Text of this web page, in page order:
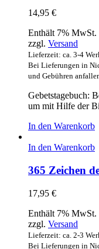
14,95 €
Enthält 7% MwSt.
zzgl. Versand
Lieferzeit: ca. 3-4
Bei Lieferungen in
und Gebühren
Gebetstagebuch:
um mit Hilfe der
In den Warenkorb
In den Warenkorb
365 Zeichen
17,95 €
Enthält 7% MwSt.
zzgl. Versand
Lieferzeit: ca. 2-3
Bei Lieferungen in